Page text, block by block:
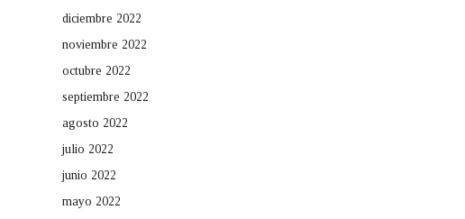
diciembre 2022
noviembre 2022
octubre 2022
septiembre 2022
agosto 2022
julio 2022
junio 2022
mayo 2022